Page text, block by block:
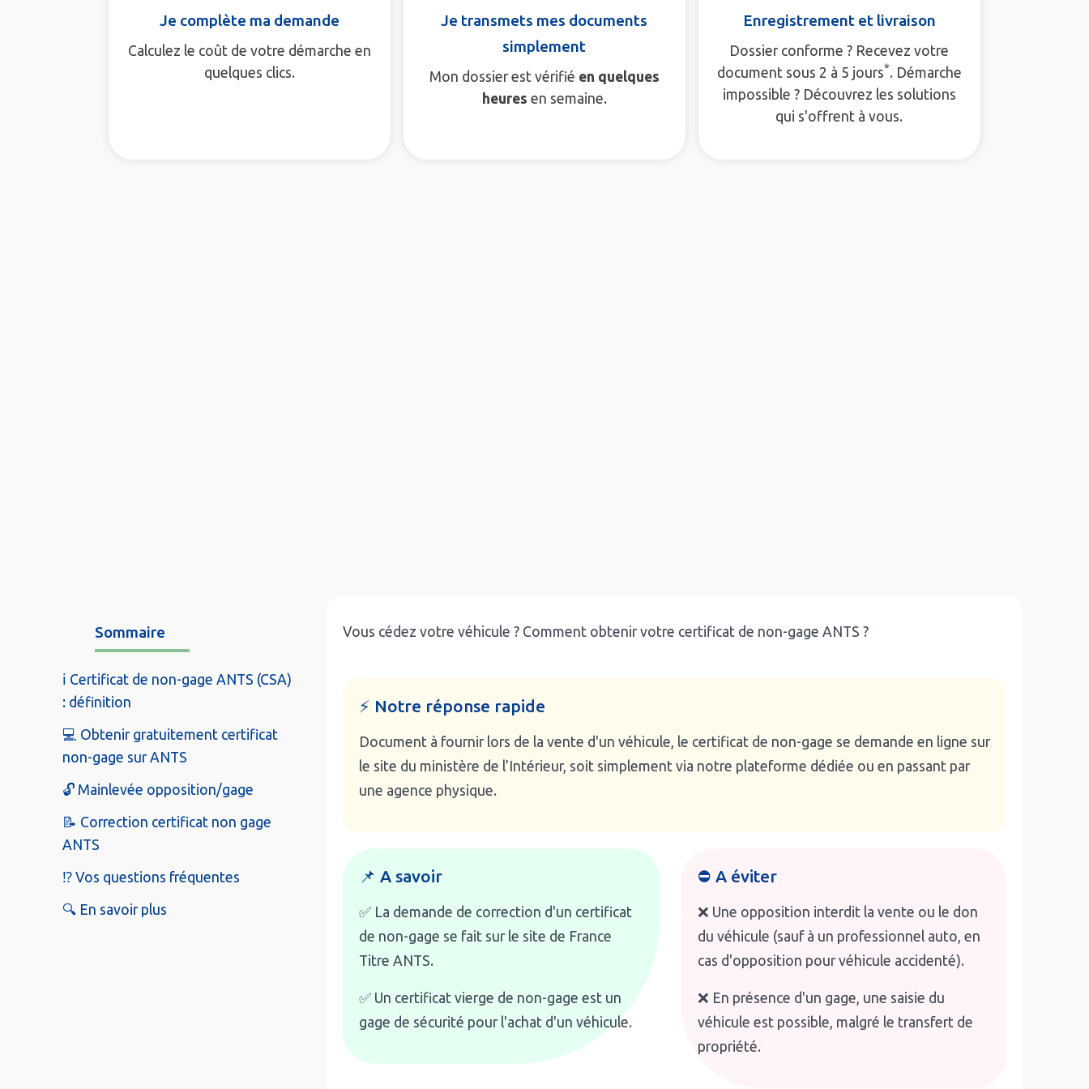
Je complète ma demande
Calculez le coût de votre démarche en
quelques clics.
Je transmets mes documents
simplement
Mon dossier est vérifié en quelques
heures en semaine.
Enregistrement et livraison
Dossier conforme ? Recevez votre
document sous 2 à 5 jours*. Démarche
impossible ? Découvrez les solutions
qui s'offrent à vous.
Sommaire
ℹ️ Certificat de non-gage ANTS (CSA)
: définition
💻 Obtenir gratuitement certificat
non-gage sur ANTS
🔓 Mainlevée opposition/gage
📝 Correction certificat non gage
ANTS
⁉️ Vos questions fréquentes
🔍 En savoir plus
Vous cédez votre véhicule ? Comment obtenir votre certificat de non-gage ANTS ?
⚡ Notre réponse rapide
Document à fournir lors de la vente d'un véhicule, le certificat de non-gage se demande en ligne sur
le site du ministère de l’Intérieur, soit simplement via notre plateforme dédiée ou en passant par
une agence physique.
📌 A savoir
✅ La demande de correction d'un certificat
de non-gage se fait sur le site de France
Titre ANTS.
✅ Un certificat vierge de non-gage est un
gage de sécurité pour l'achat d'un véhicule.
⛔ A éviter
❌ Une opposition interdit la vente ou le don
du véhicule (sauf à un professionnel auto, en
cas d'opposition pour véhicule accidenté).
❌ En présence d'un gage, une saisie du
véhicule est possible, malgré le transfert de
propriété.